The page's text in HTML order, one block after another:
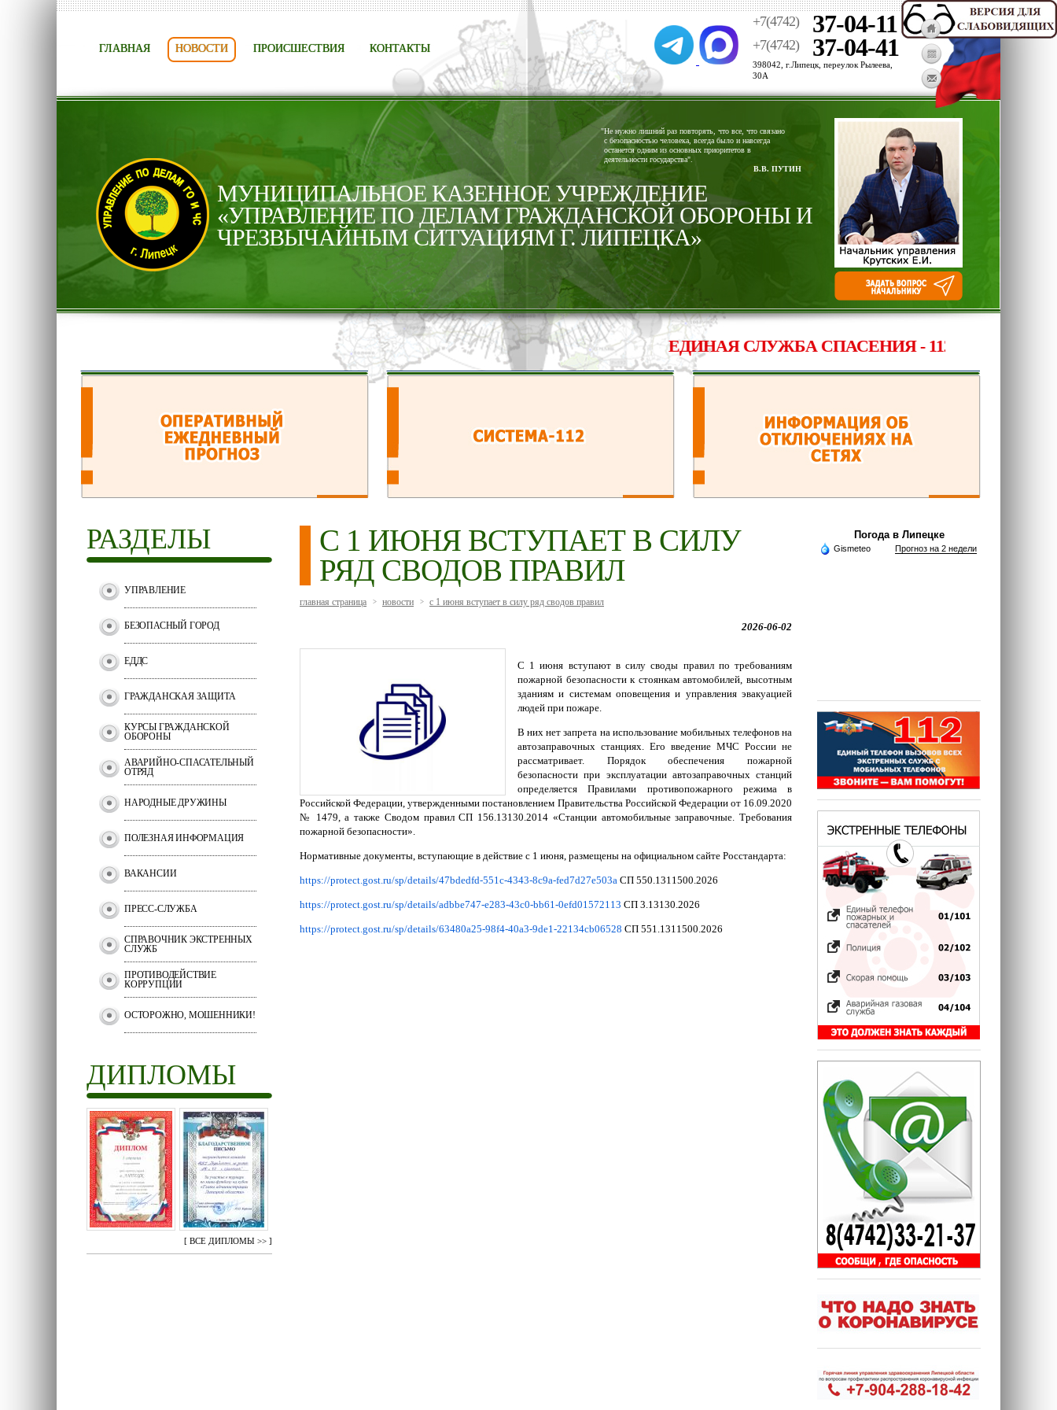
ГЛАВНАЯ НОВОСТИ ПРОИСШЕСТВИЯ КОНТАКТЫ
+7(4742) 37-04-11
+7(4742) 37-04-41
398042, г.Липецк, переулок Рылеева,
30А
"Не нужно лишний раз повторять, что все, что связано
с безопасностью человека, всегда было и навсегда
останется одним из основных приоритетов в
деятельности государства".
В.В. ПУТИН
МУНИЦИПАЛЬНОЕ КАЗЕННОЕ УЧРЕЖДЕНИЕ
«УПРАВЛЕНИЕ ПО ДЕЛАМ ГРАЖДАНСКОЙ ОБОРОНЫ И
ЧРЕЗВЫЧАЙНЫМ СИТУАЦИЯМ Г. ЛИПЕЦКА»
ЕДИНАЯ СЛУЖБА СПАСЕНИЯ - 112,
РАЗДЕЛЫ
УПРАВЛЕНИЕ
БЕЗОПАСНЫЙ ГОРОД
ЕДДС
ГРАЖДАНСКАЯ ЗАЩИТА
КУРСЫ ГРАЖДАНСКОЙ
ОБОРОНЫ
АВАРИЙНО-СПАСАТЕЛЬНЫЙ
ОТРЯД
НАРОДНЫЕ ДРУЖИНЫ
ПОЛЕЗНАЯ ИНФОРМАЦИЯ
ВАКАНСИИ
ПРЕСС-СЛУЖБА
СПРАВОЧНИК ЭКСТРЕННЫХ
СЛУЖБ
ПРОТИВОДЕЙСТВИЕ
КОРРУПЦИИ
ОСТОРОЖНО, МОШЕННИКИ!
ДИПЛОМЫ
[ ВСЕ ДИПЛОМЫ >> ]
С 1 ИЮНЯ ВСТУПАЕТ В СИЛУ
РЯД СВОДОВ ПРАВИЛ
главная страница > новости > с 1 июня вступает в силу ряд сводов правил
2026-06-02
С 1 июня вступают в силу своды правил по требованиям
пожарной безопасности к стоянкам автомобилей, высотным
зданиям и системам оповещения и управления эвакуацией
людей при пожаре.
В них нет запрета на использование мобильных телефонов на
автозаправочных станциях. Его введение МЧС России не
рассматривает. Порядок обеспечения пожарной
безопасности при эксплуатации автозаправочных станций
определяется Правилами противопожарного режима в
Российской Федерации, утвержденными постановлением Правительства Российской Федерации от 16.09.2020
№ 1479, а также Сводом правил СП 156.13130.2014 «Станции автомобильные заправочные. Требования
пожарной безопасности».
Нормативные документы, вступающие в действие с 1 июня, размещены на официальном сайте Росстандарта:
https://protect.gost.ru/sp/details/47bdedfd-551c-4343-8c9a-fed7d27e503a СП 550.1311500.2026
https://protect.gost.ru/sp/details/adbbe747-e283-43c0-bb61-0efd01572113 СП 3.13130.2026
https://protect.gost.ru/sp/details/63480a25-98f4-40a3-9de1-22134cb06528 СП 551.1311500.2026
Погода в Липецке
Gismeteo Прогноз на 2 недели